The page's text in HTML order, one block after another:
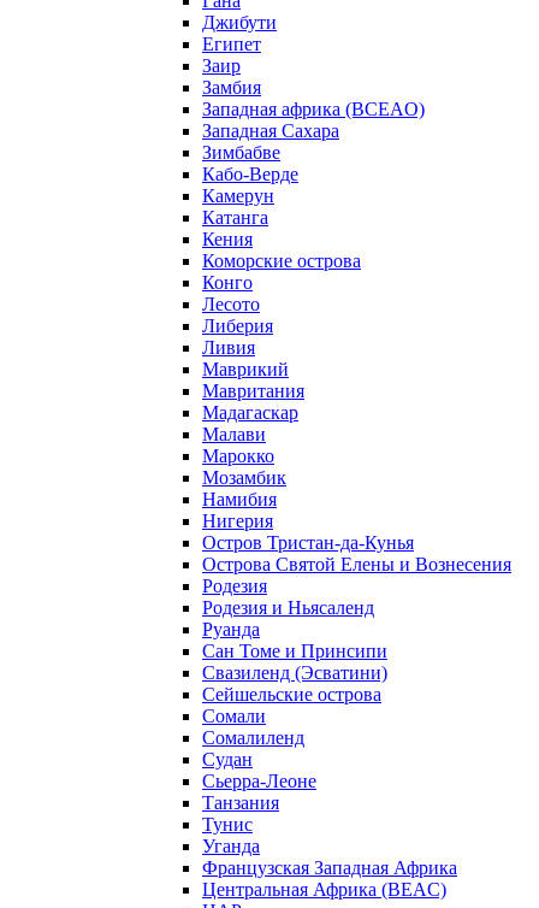
Джибути
Египет
Заир
Замбия
Западная африка (BCEAO)
Западная Сахара
Зимбабве
Кабо-Верде
Камерун
Катанга
Кения
Коморские острова
Конго
Лесото
Либерия
Ливия
Маврикий
Мавритания
Мадагаскар
Малави
Марокко
Мозамбик
Намибия
Нигерия
Остров Тристан-да-Кунья
Острова Святой Елены и Вознесения
Родезия
Родезия и Ньясаленд
Руанда
Сан Томе и Принсипи
Свазиленд (Эсватини)
Сейшельские острова
Сомали
Сомалиленд
Судан
Сьерра-Леоне
Танзания
Тунис
Уганда
Французская Западная Африка
Центральная Африка (BEAC)